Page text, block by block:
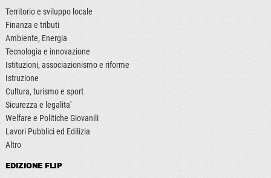
Territorio e sviluppo locale
Finanza e tributi
Ambiente, Energia
Tecnologia e innovazione
Istituzioni, associazionismo e riforme
Istruzione
Cultura, turismo e sport
Sicurezza e legalita'
Welfare e Politiche Giovanili
Lavori Pubblici ed Edilizia
Altro
EDIZIONE FLIP